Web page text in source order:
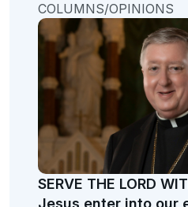
COLUMNS/OPINIONS
SERVE THE LORD
Jesus enter into our